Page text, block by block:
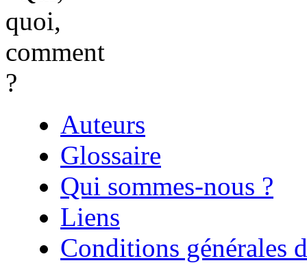
Auteurs
Glossaire
Qui sommes-nous ?
Liens
Conditions générales